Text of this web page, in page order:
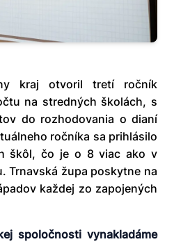
kraj otvoril tretí ročník
na stredných školách, s
do rozhodovania o dianí
ročníka sa prihlásilo
škôl, čo je o 8 viac ako v
Trnavská župa poskytne na
každej zo zapojených
spoločnosti vynakladáme